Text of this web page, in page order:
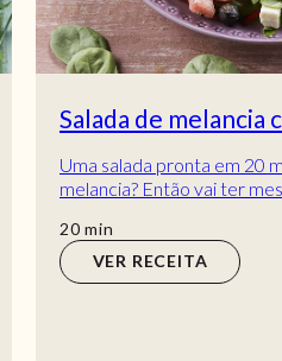
Salada de melancia
Uma salada pronta em 20
melancia? Então vai ter
espinafres, p...
20min
min
VER RECEITA